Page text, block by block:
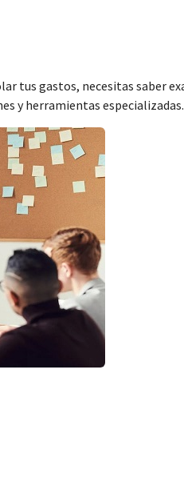
tus gastos, necesitas saber
y herramientas especializadas.